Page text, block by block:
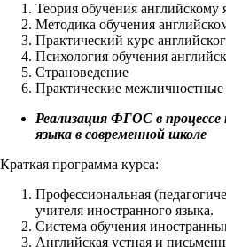
Теория обучения английскому
Методика обучения
Практический курс
Психология обучения
Страноведение
Практические
Реализация ФГОС в процессе
языка в современной школе
Краткая программа курса:
Профессиональная
учителя иностранного языка.
Система обучения
Английская устная и